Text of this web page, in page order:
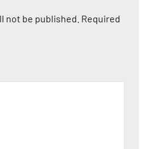
not be published. Required